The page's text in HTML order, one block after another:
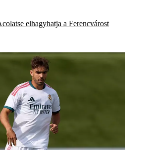
elhagyhatja a Ferencvárost